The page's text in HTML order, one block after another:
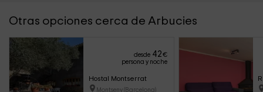
Otras opciones cerca de Arbucies
desde 42€
persona y noche
Hostal Montserrat
Montseny (Barcelona)